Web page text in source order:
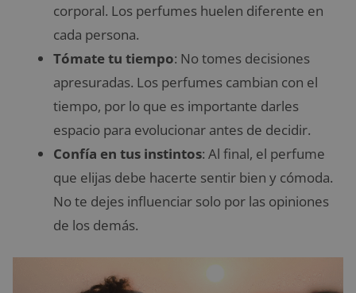
corporal. Los perfumes huelen diferente en
cada persona.
Tómate tu tiempo: No tomes decisiones
apresuradas. Los perfumes cambian con el
tiempo, por lo que es importante darles
espacio para evolucionar antes de decidir.
Confía en tus instintos: Al final, el perfume
que elijas debe hacerte sentir bien y cómoda.
No te dejes influenciar solo por las opiniones
de los demás.